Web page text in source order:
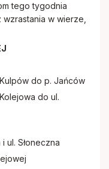
tego tygodnia
w wierze,
do p. Jańców
do ul.
ul. Słoneczna